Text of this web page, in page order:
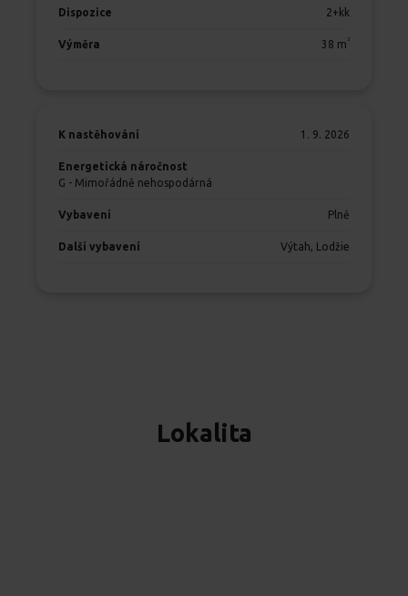
Dispozice 2+kk
Výměra 38 m 2
K nastěhování 1. 9. 2026
Energetická náročnost
G - Mimořádně nehospodárná
Vybavení Plně
Další vybavení Výtah, Lodžie
Lokalita